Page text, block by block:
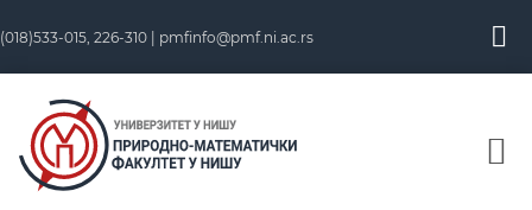
(018)533-015, 226-310 | pmfinfo@pmf.ni.ac.rs